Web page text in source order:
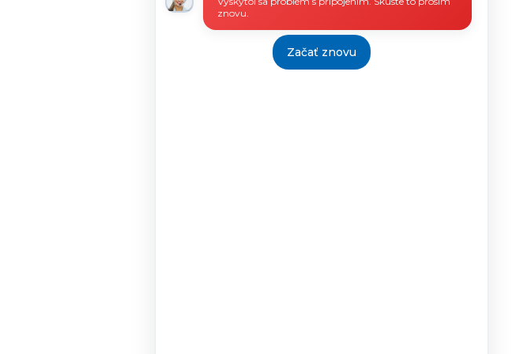
znovu.
Začať znovu